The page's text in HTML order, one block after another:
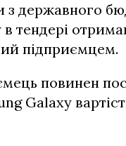
з державного
тендері
підприємцем.
повинен
Galaxy